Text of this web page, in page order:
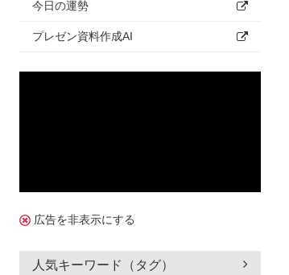
今日の運勢
プレゼン資料作成AI
広告を非表示にする
人気キーワード（タグ）